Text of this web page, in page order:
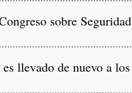
sobre
llevado de nuevo a